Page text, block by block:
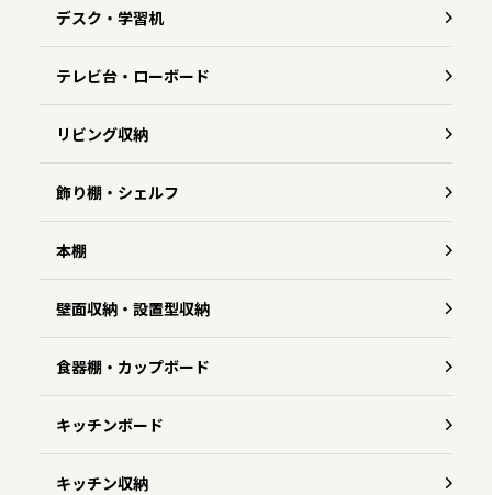
デスク・学習机
テレビ台・ローボード
リビング収納
飾り棚・シェルフ
本棚
壁面収納・設置型収納
食器棚・カップボード
キッチンボード
キッチン収納